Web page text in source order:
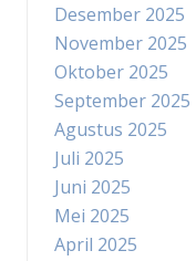
Desember 2025
November 2025
Oktober 2025
September 2025
Agustus 2025
Juli 2025
Juni 2025
Mei 2025
April 2025